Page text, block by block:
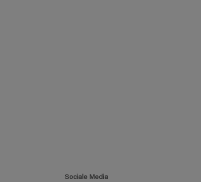
Sociale Media